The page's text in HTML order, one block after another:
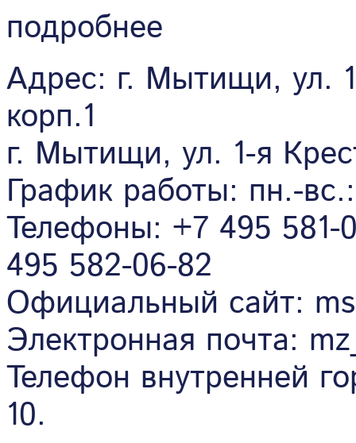
подробнее
Адрес: г. Мытищи, ул.
корп.1
г. Мытищи, ул. 1-я
График работы: пн.-
Телефоны: +7 495 581-
495 582-06-82
Официальный сайт:
Электронная почта:
Телефон внутренней
10.